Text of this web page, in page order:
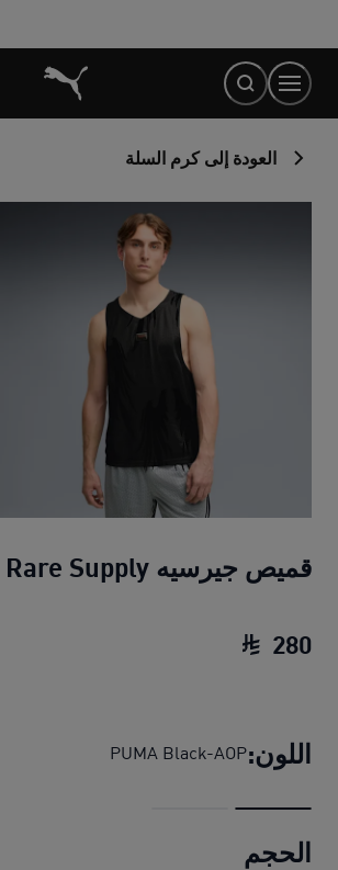
Content
العودة إلى كرم السلة
قميص جيرسيه Rare Supply للرجال
280
اللون:PUMA Black-AOP
الحجم